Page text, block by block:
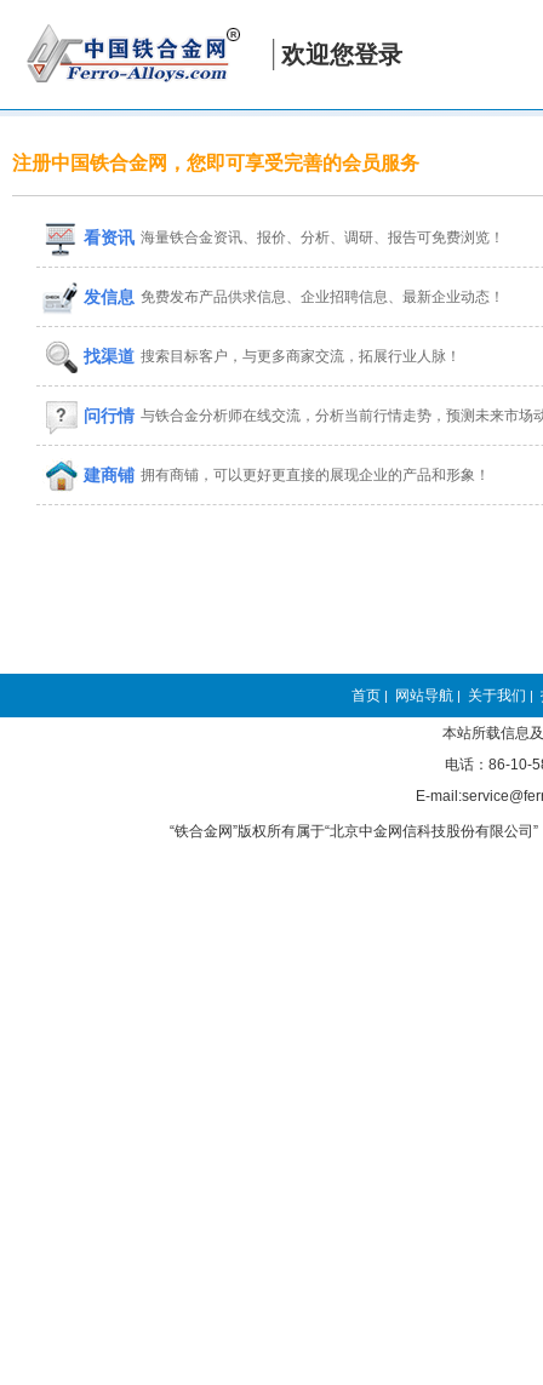
欢迎您登录
注册中国铁合金网，您即可享受完善的会员服务
看资讯 海量铁合金资讯、报价、分析、调研、报告可免费浏览！
发信息 免费发布产品供求信息、企业招聘信息、最新企业动态！
找渠道 搜索目标客户，与更多商家交流，拓展行业人脉！
问行情 与铁合金分析师在线交流，分析当前行情走势，预测未来市场
建商铺 拥有商铺，可以更好更直接的展现企业的产品和形象！
首页 | 网站导航 | 关于我们 |
本站所载信息
电话：86-10-
E-
“铁合金网”版权所有属于“北京中金网信科技股份有限公司